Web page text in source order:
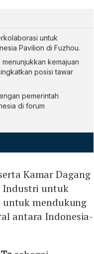
untuk
Pavilion di Fuzhou.
kemajuan
posisi tawar
pemerintah
di forum
Kamar Dagang
Industri untuk
untuk mendukung
antara Indonesia-